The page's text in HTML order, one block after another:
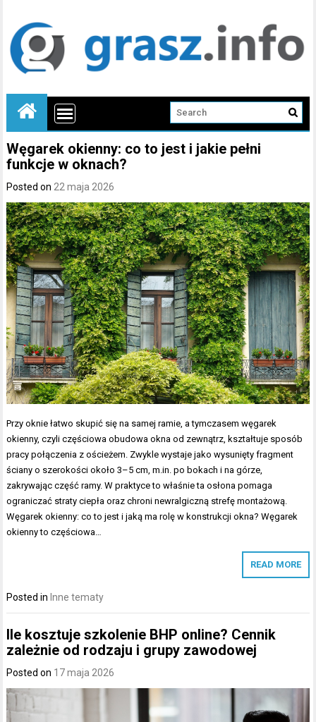
Węgarek okienny: co to jest i jakie pełni
funkcje w oknach?
Posted on 22 maja 2026
Przy oknie łatwo skupić się na samej ramie, a tymczasem węgarek
okienny, czyli częściowa obudowa okna od zewnątrz, kształtuje sposób
pracy połączenia z ościeżem. Zwykle wystaje jako wysunięty fragment
ściany o szerokości około 3–5 cm, m.in. po bokach i na górze,
zakrywając część ramy. W praktyce to właśnie ta osłona pomaga
ograniczać straty ciepła oraz chroni newralgiczną strefę montażową.
Węgarek okienny: co to jest i jaką ma rolę w konstrukcji okna? Węgarek
okienny to częściowa…
READ MORE
Posted in Inne tematy
Ile kosztuje szkolenie BHP online? Cennik
zależnie od rodzaju i grupy zawodowej
Posted on 17 maja 2026